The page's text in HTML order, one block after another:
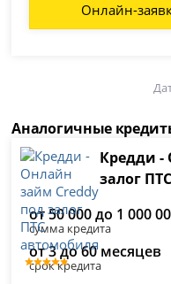
Онлайн-
Аналогичные
Кредди -
залог
от 50 000 до 1 000
сумма кредита
от 3 до 60 месяцев
срок кредита